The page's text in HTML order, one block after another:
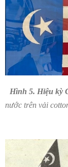
Hình 5. Hiệu kỳ
nước trên vải